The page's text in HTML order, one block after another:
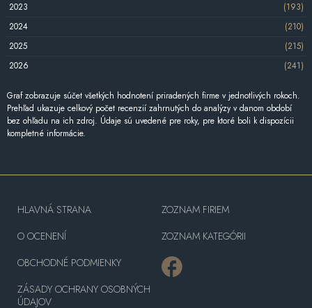
2023
(193)
2024
(210)
2025
(215)
2026
(241)
Graf zobrazuje súčet všetkých hodnotení priradených firme v jednotlivých rokoch.
Prehľad ukazuje celkový počet recenzií zahrnutých do analýzy v danom období
bez ohľadu na ich zdroj. Údaje sú uvedené pre roky, pre ktoré boli k dispozícii
kompletné informácie.
HLAVNÁ STRANA
O OCENENÍ
OBCHODNÉ PODMIENKY
ZÁSADY OCHRANY OSOBNÝCH
ÚDAJOV
ZOZNAM FIRIEM
ZOZNAM KATEGÓRII